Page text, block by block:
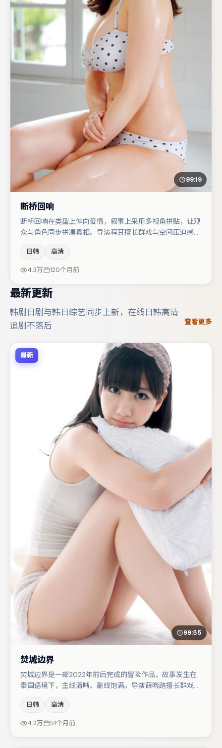
99:19
断桥回响
断桥回响在类型上偏向爱情，叙事上采用多视角拼贴，让观
众与角色同步拼凑真相。导演程耳擅长群戏与空间压迫感，
王景春、廖凡等，角色动机前后呼应，适合喜欢抠台词与伏
笔的观众。节奏紧凑、反转有度，值得列入片单。
日韩 高清
4.3万 120个月前
最新更新
韩剧日剧与韩日综艺同步上新，在线日韩高清
追剧不落后
查看更多
最新
99:55
焚城边界
焚城边界是一部2022年前后完成的冒险作品，故事发生在
泰国语境下，主线清晰、副线饱满。导演薛晓路擅长群戏与
正宇的对手戏构成全片情感锚点，肖央则以细节塑造推动谜
题层层揭开。节奏紧凑、反转有度，值得列入片单。
日韩 高清
4.2万 51个月前